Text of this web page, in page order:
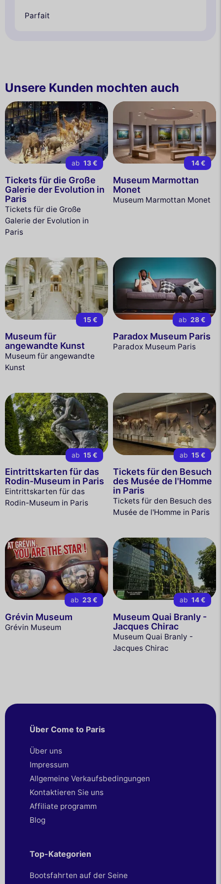
Parfait
Unsere Kunden mochten auch
ab 13 €
Tickets für die Große
Galerie der Evolution in
Paris
Tickets für die Große
Galerie der Evolution in
Paris
14 €
Museum Marmottan
Monet
Museum Marmottan Monet
15 €
Museum für
angewandte Kunst
Museum für angewandte
Kunst
ab 28 €
Paradox Museum Paris
Paradox Museum Paris
ab 15 €
Eintrittskarten für das
Rodin-Museum in Paris
Eintrittskarten für das
Rodin-Museum in Paris
ab 15 €
Tickets für den Besuch
des Musée de l'Homme
in Paris
Tickets für den Besuch des
Musée de l'Homme in Paris
ab 23 €
Grévin Museum
Grévin Museum
ab 14 €
Museum Quai Branly -
Jacques Chirac
Museum Quai Branly -
Jacques Chirac
Über Come to Paris
Über uns
Impressum
Allgemeine Verkaufsbedingungen
Kontaktieren Sie uns
Affiliate programm
Blog
Top-Kategorien
Bootsfahrten auf der Seine